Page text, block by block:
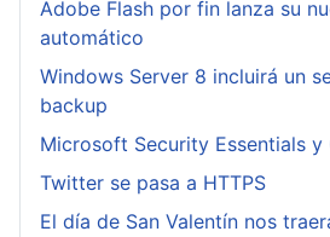
Adobe Flash por fin lanza su
automático
Windows Server 8 incluirá un
backup
Microsoft Security Essentials y
Twitter se pasa a HTTPS
El día de San Valentín nos